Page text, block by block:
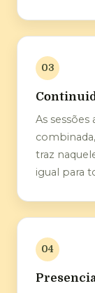
03
As
traz
igual para
04